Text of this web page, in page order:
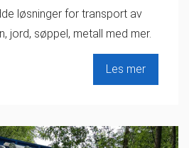
løsninger for transport av
jord, søppel, metall med mer.
Les mer